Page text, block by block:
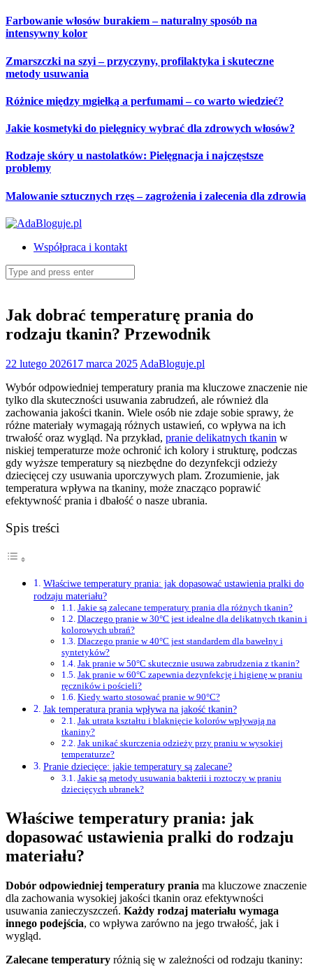
Skip
to
Farbowanie włosów burakiem – naturalny sposób na
intensywny kolor
Zmarszczki na szyi – przyczyny, profilaktyka i skuteczne
metody usuwania
Różnice między mgiełką a perfumami – co warto wiedzieć?
Jakie kosmetyki do pielęgnicy wybrać dla zdrowych włosów?
Rodzaje skóry u nastolatków: Pielęgnacja i najczęstsze
problemy
Malowanie sztucznych rzęs – zagrożenia i zalecenia dla zdrowia
Współpraca i kontakt
Search
for:
Jak dobrać temperaturę prania do
rodzaju tkanin? Przewodnik
22 lutego 202617 marca 2025 AdaBloguje.pl
Wybór odpowiedniej temperatury prania ma kluczowe znaczenie nie
tylko dla skuteczności usuwania zabrudzeń, ale również dla
zachowania jakości tkanin. Wiele osób nie zdaje sobie sprawy, że
różne materiały wymagają różnych ustawień, co wpływa na ich
trwałość oraz wygląd. Na przykład, pranie delikatnych tkanin w
niskiej temperaturze może ochronić ich kolory i strukturę, podczas
gdy wyższe temperatury są niezbędne do dezynfekcji odzieży
dziecięcej czy usuwania uporczywych plam. Zrozumienie, jak
temperatura wpływa na tkaniny, może znacząco poprawić
efektywność prania i dbałość o nasze ubrania.
Spis treści
Właściwe temperatury prania: jak dopasować ustawienia pralki do
rodzaju materiału?
Jakie są zalecane temperatury prania dla różnych tkanin?
Dlaczego pranie w 30°C jest idealne dla delikatnych tkanin i
kolorowych ubrań?
Dlaczego pranie w 40°C jest standardem dla bawełny i
syntetyków?
Jak pranie w 50°C skutecznie usuwa zabrudzenia z tkanin?
Jak pranie w 60°C zapewnia dezynfekcję i higienę w praniu
ręczników i pościeli?
Kiedy warto stosować pranie w 90°C?
Jak temperatura prania wpływa na jakość tkanin?
Jak utrata kształtu i blaknięcie kolorów wpływają na
tkaniny?
Jak unikać skurczenia odzieży przy praniu w wysokiej
temperaturze?
Pranie dziecięce: jakie temperatury są zalecane?
Jakie są metody usuwania bakterii i roztoczy w praniu
dziecięcych ubranek?
Właściwe temperatury prania: jak
dopasować ustawienia pralki do rodzaju
materiału?
Dobór odpowiedniej temperatury prania ma kluczowe znaczenie
dla zachowania wysokiej jakości tkanin oraz efektywności
usuwania zanieczyszczeń. Każdy rodzaj materiału wymaga
innego podejścia, co wpływa zarówno na jego trwałość, jak i
wygląd.
Zalecane temperatury różnią się w zależności od rodzaju tkaniny: